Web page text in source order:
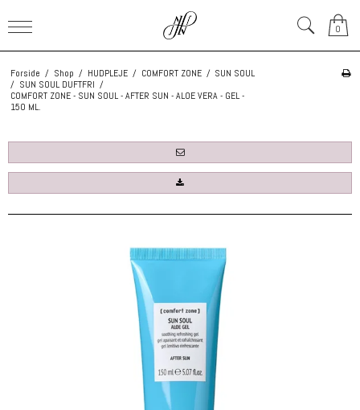
0
Forside / Shop / HUDPLEJE / COMFORT ZONE / SUN SOUL
/ SUN SOUL DUFTFRI /
COMFORT ZONE - SUN SOUL - AFTER SUN - ALOE VERA - GEL -
150 ML.